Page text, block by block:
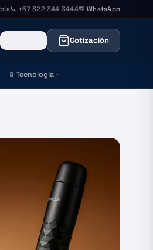
📞 +57 322 344 3444💬 WhatsApp
Cotización
📱 Tecnología